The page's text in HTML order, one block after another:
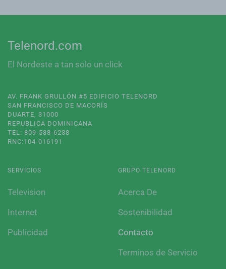
Telenord.com
El Nordeste a tan solo un click
AV. FRANK GRULLÓN #5 EDIFICIO TELENORD
SAN FRANCISCO DE MACORÍS
DUARTE, 31000
REPUBLICA DOMINICANA
TEL: 809-588-6238
RNC:104-016191
SERVICIOS
Television
Internet
Publicidad
GRUPO TELENORD
Acerca De
Sostenibilidad
Contacto
Terminos de Servicio